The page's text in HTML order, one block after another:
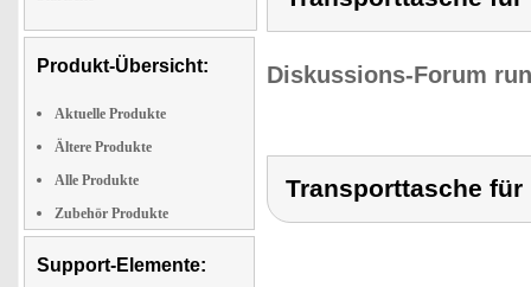
Produkt-Übersicht:
Aktuelle Produkte
Ältere Produkte
Alle Produkte
Zubehör Produkte
Support-Elemente:
Diskussions-Forum
Transporttasche für